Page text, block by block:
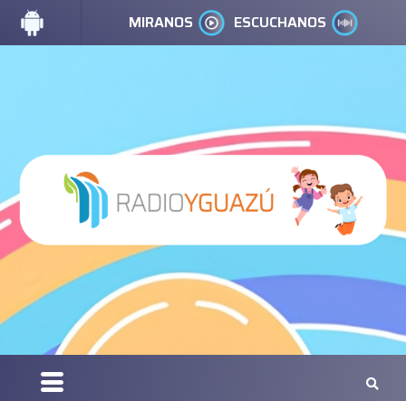
MIRANOS ESCUCHANOS